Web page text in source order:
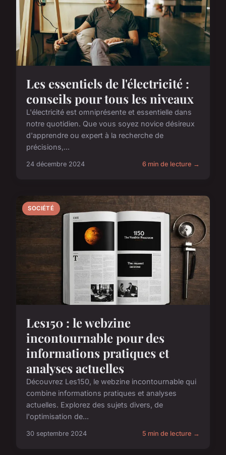
Les essentiels de l'électricité :
conseils pour tous les niveaux
L'électricité est omniprésente et essentielle dans
notre quotidien. Que vous soyez novice désireux
d'apprendre ou expert à la recherche de
précisions,...
24 décembre 2024 6 min de lecture →
SOCIÉTÉ
Les150 : le webzine
incontournable pour des
informations pratiques et
analyses actuelles
Découvrez Les150, le webzine incontournable qui
combine informations pratiques et analyses
actuelles. Explorez des sujets divers, de
l'optimisation de...
30 septembre 2024 5 min de lecture →